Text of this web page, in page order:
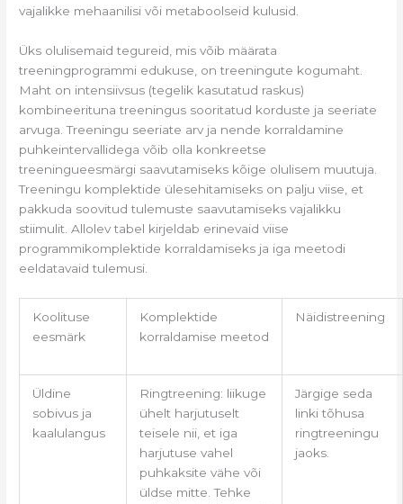
vajalikke mehaanilisi või metaboolseid kulusid.
Üks olulisemaid tegureid, mis võib määrata
treeningprogrammi edukuse, on treeningute kogumaht.
Maht on intensiivsus (tegelik kasutatud raskus)
kombineerituna treeningus sooritatud korduste ja seeriate
arvuga. Treeningu seeriate arv ja nende korraldamine
puhkeintervallidega võib olla konkreetse
treeningueesmärgi saavutamiseks kõige olulisem muutuja.
Treeningu komplektide ülesehitamiseks on palju viise, et
pakkuda soovitud tulemuste saavutamiseks vajalikku
stiimulit. Allolev tabel kirjeldab erinevaid viise
programmikomplektide korraldamiseks ja iga meetodi
eeldatavaid tulemusi.
Koolituse
eesmärk
Komplektide
korraldamise meetod
Näidistreening
Üldine
sobivus ja
kaalulangus
Ringtreening: liikuge
ühelt harjutuselt
teisele nii, et iga
harjutuse vahel
puhkaksite vähe või
üldse mitte. Tehke
Järgige seda
linki tõhusa
ringtreeningu
jaoks.